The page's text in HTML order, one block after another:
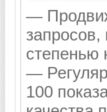
—
степенью
—
100